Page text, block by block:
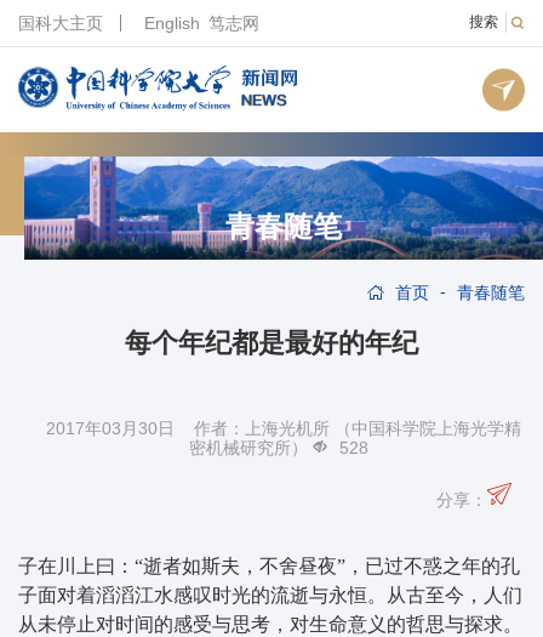
搜索
国科大主页 English 笃志网
青春随笔
首页 - 青春随笔
每个年纪都是最好的年纪
2017年03月30日 作者：上海光机所 （中国科学院上海光学精
密机械研究所）
528
分享：
子在川上曰：“逝者如斯夫，不舍昼夜”，已过不惑之年的孔
子面对着滔滔江水感叹时光的流逝与永恒。从古至今，人们
从未停止对时间的感受与思考，对生命意义的哲思与探求。